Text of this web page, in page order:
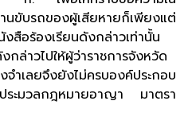
บรถของผู้เสียหายก็เพียงแต่
สือร้องเรียนดังกล่าวเท่านั้น
กล่าวไปให้ผู้ว่าราชการจังหวัด
ำเลยจึงยังไม่ครบองค์ประกอบ
ประมวลกฎหมายอาญา มาตรา